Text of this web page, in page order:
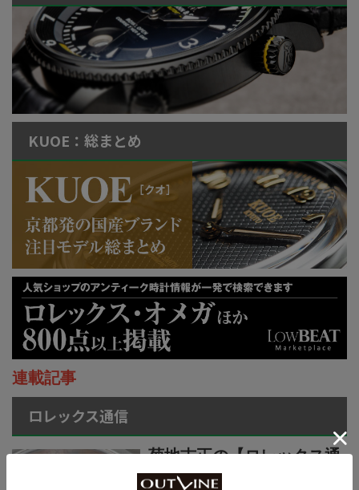
KUOE：総まとめ
連載記事
ロレックス通信
菊地吉正の【ロレックス通
信 No.314】｜技術力を誇